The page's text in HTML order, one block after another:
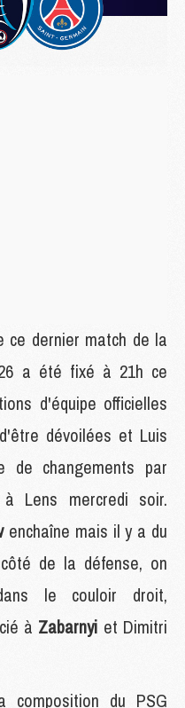
ce dernier match de la
a été fixé à 21h ce
d'équipe officielles
dévoilées et Luis
de changements par
Lens mercredi soir.
enchaîne mais il y a du
de la défense, on
le couloir droit,
à Zabarnyi et Dimitri
du PSG